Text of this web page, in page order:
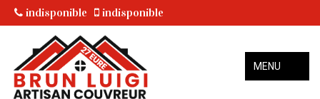
indisponible indisponible
MENU